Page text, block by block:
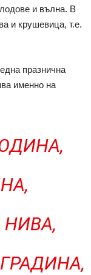
и вълна. В
и крушевица, т.е.
празнична
именно на